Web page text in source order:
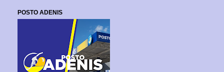
POSTO ADENIS